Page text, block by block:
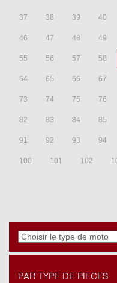
37 38 39 40
46 47 48 49
55 56 57 58
64 65 66 67
73 74 75 76
82 83 84 85
91 92 93 94
100 101 102
PAR TYPE DE PIÈCES